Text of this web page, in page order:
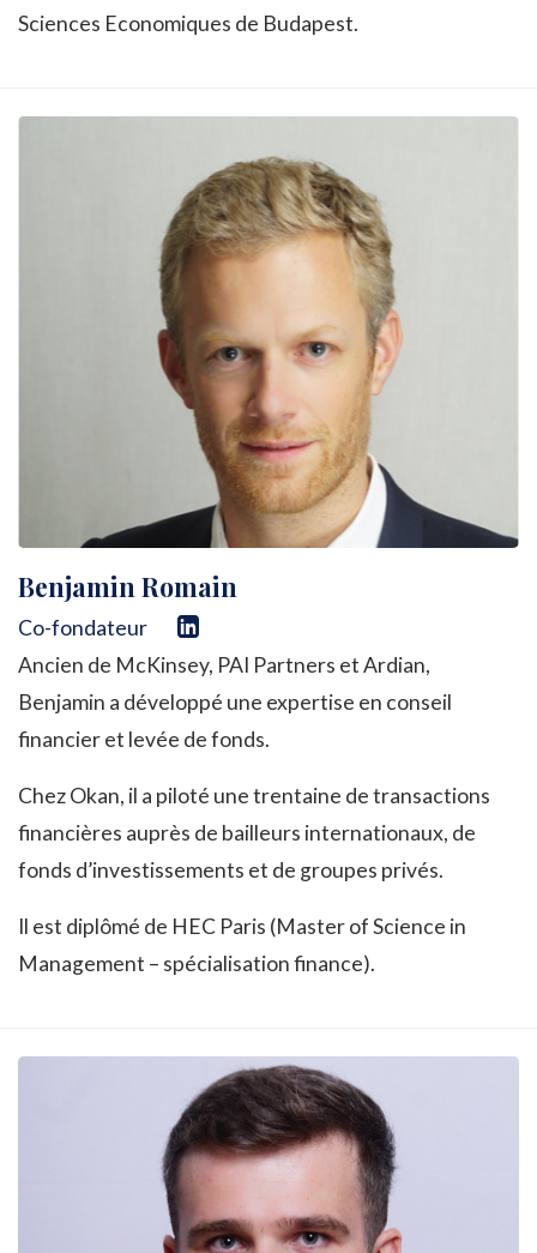
Sciences Economiques de Budapest.
Benjamin Romain
Co-fondateur
Ancien de McKinsey, PAI Partners et Ardian,
Benjamin a développé une expertise en conseil
financier et levée de fonds.
Chez Okan, il a piloté une trentaine de transactions
financières auprès de bailleurs internationaux, de
fonds d’investissements et de groupes privés.
Il est diplômé de HEC Paris (Master of Science in
Management – spécialisation finance).